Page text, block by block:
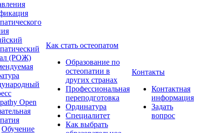
(РОЖ)
Open
Обучение
Как стать остеопатом
Образование по
остеопатии в
других странах
Профессиональная
переподготовка
Ординатура
Специалитет
Как выбрать
Контакты
Контактная
информация
Задать
вопрос